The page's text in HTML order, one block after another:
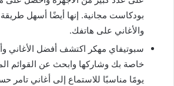
بودكاست مجانية. إنها أيضًا أسهل طريقة
والأغاني على هاتفك.
سبوتيفاي مهكر اكتشف أفضل الأغاني
خاصة بك وشاركها وابحث عن القوائم
يومًا مناسبًا للاستماع إلى أغاني تامر